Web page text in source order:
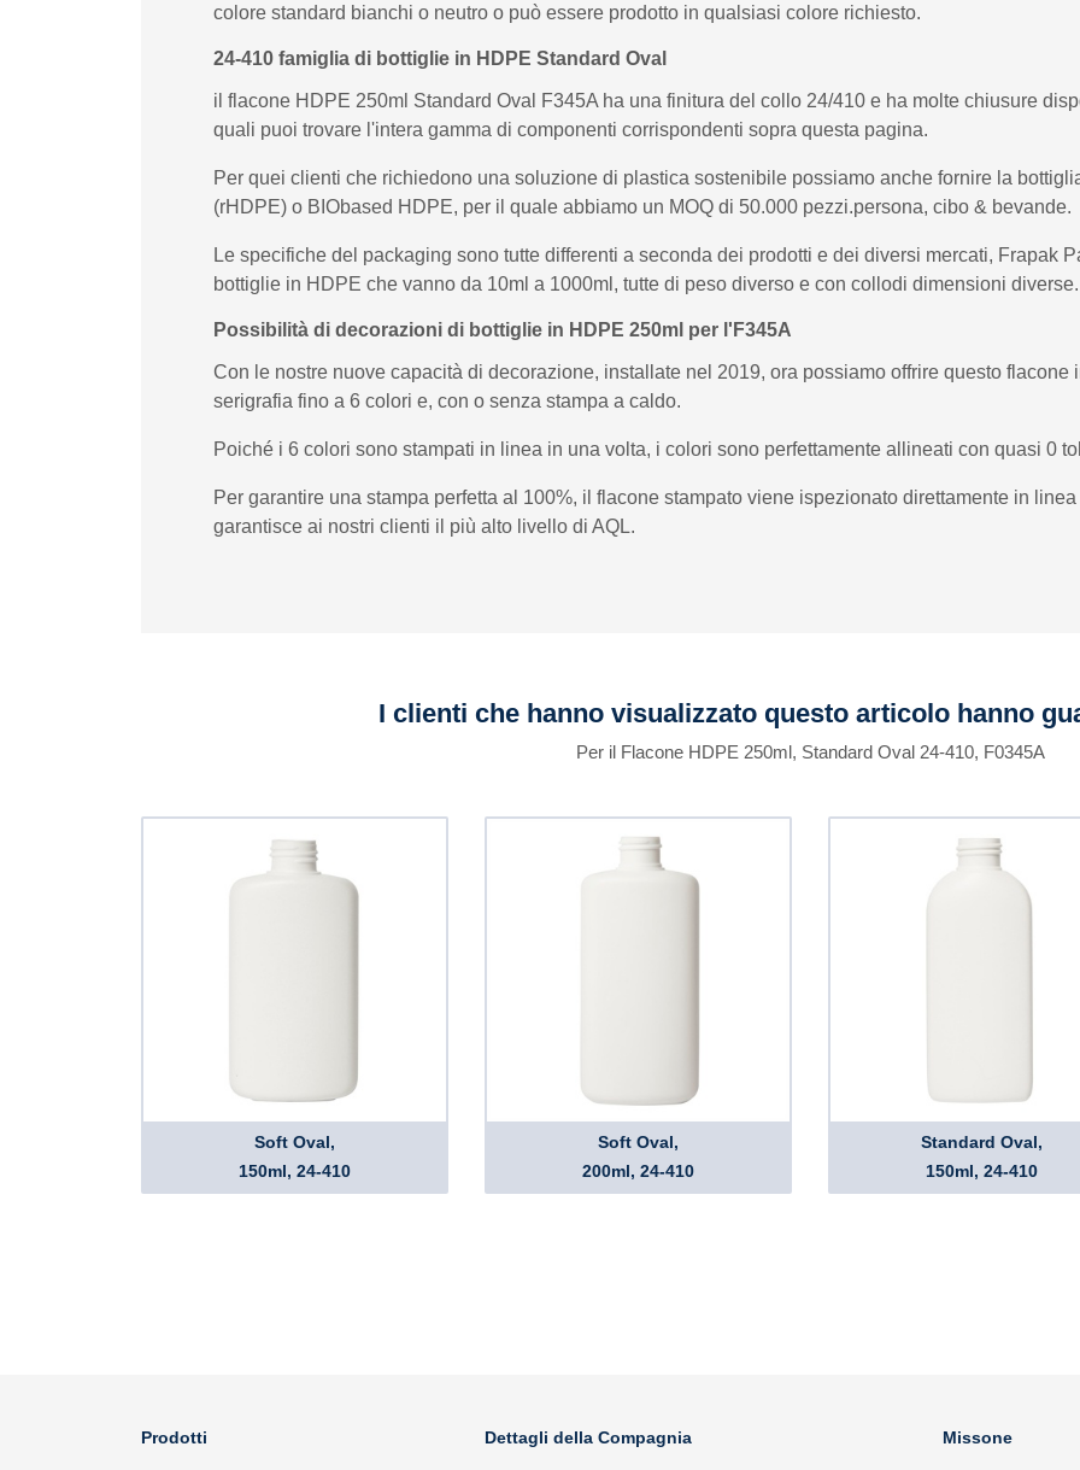
colore standard bianchi o neutro o può essere prodotto in qualsiasi colore richiesto.
24-410 famiglia di bottiglie in HDPE Standard Oval
il flacone HDPE 250ml Standard Oval F345A ha una finitura del collo 24/410 e ha molte chiusure
quali puoi trovare l'intera gamma di componenti corrispondenti sopra questa pagina.
Per quei clienti che richiedono una soluzione di plastica sostenibile possiamo anche fornire la
(rHDPE) o BIObased HDPE, per il quale abbiamo un MOQ di 50.000 pezzi.persona, cibo & bevande.
Le specifiche del packaging sono tutte differenti a seconda dei prodotti e dei diversi mercati, Frapak
bottiglie in HDPE che vanno da 10ml a 1000ml, tutte di peso diverso e con collodi dimensioni diverse.
Possibilità di decorazioni di bottiglie in HDPE 250ml per l'F345A
Con le nostre nuove capacità di decorazione, installate nel 2019, ora possiamo offrire questo flacone
serigrafia fino a 6 colori e, con o senza stampa a caldo.
Poiché i 6 colori sono stampati in linea in una volta, i colori sono perfettamente allineati con quasi 0
Per garantire una stampa perfetta al 100%, il flacone stampato viene ispezionato direttamente in
garantisce ai nostri clienti il ​​più alto livello di AQL.
I clienti che hanno visualizzato questo articolo hanno
Per il Flacone HDPE 250ml, Standard Oval 24-410, F0345A
Soft Oval,
150ml, 24-410
Soft Oval,
200ml, 24-410
Standard Oval,
150ml, 24-410
Prodotti Dettagli della Compagnia Missone